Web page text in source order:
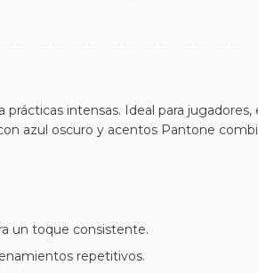
intensas. Ideal para
azul oscuro y acentos Pantone
un toque consistente.
repetitivos.